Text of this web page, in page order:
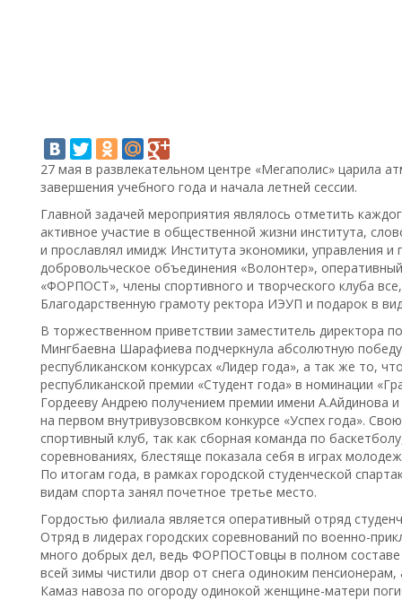
27 мая в развлекательном центре «Мегаполис» царила
завершения учебного года и начала летней сессии.
Главной задачей мероприятия являлось отметить
активное участие в общественной жизни института,
и прославлял имидж Института экономики, управления и
добровольческое объединения «Волонтер»,
«ФОРПОСТ», члены спортивного и творческого клуба
Благодарственную грамоту ректора ИЭУП и подарок в
В торжественном приветствии заместитель директора
Мингбаевна Шарафиева подчеркнула абсолютную
республиканском конкурсах «Лидер года», а так же то,
республиканской премии «Студент года» в номинации
Гордееву Андрею получением премии имени А.Айдинова
на первом внутривузовсвком конкурсе «Успех года».
спортивный клуб, так как сборная команда по
соревнованиях, блестяще показала себя в играх
По итогам года, в рамках городской студенческой
видам спорта занял почетное третье место.
Гордостью филиала является оперативный отряд
Отряд в лидерах городских соревнований по военно-
много добрых дел, ведь ФОРПОСТовцы в полном
всей зимы чистили двор от снега одиноким
Камаз навоза по огороду одинокой женщине-матери